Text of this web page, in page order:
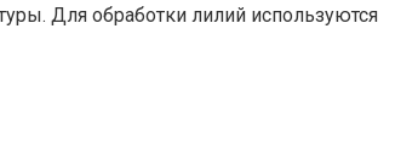
Для обработки лилий используются